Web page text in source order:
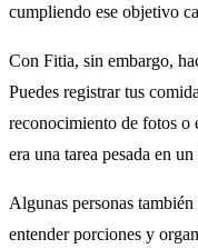
cumpliendo ese objetivo
Con Fitia, sin embargo,
Puedes registrar tus
reconocimiento de fotos o
era una tarea pesada en
Algunas personas
entender porciones y